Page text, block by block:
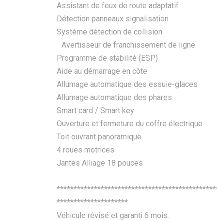
Assistant de feux de route adaptatif
Détection panneaux signalisation
Système détection de collision
Avertisseur de franchissement de ligne
Programme de stabilité (ESP)
Aide au démarrage en côte
Allumage automatique des essuie-glaces
Allumage automatique des phares
Smart card / Smart key
Ouverture et fermeture du coffre électrique
Toit ouvrant panoramique
4 roues motrices
Jantes Alliage 18 pouces
*********************
Véhicule révisé et garanti 6 mois.